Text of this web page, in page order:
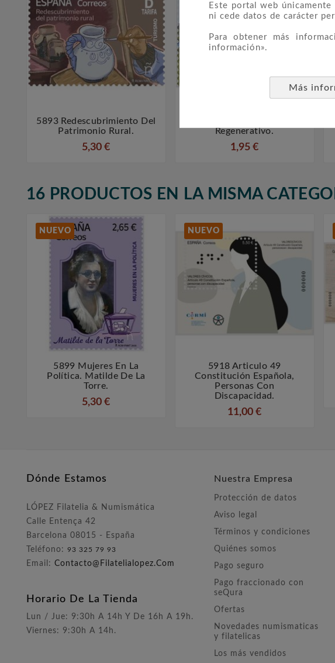
Este portal web
ni cede datos de carácter
Para obtener más
información».
Más
 
5893 Redescubrimiento Del
Patrimonio Rural.
5,30 €
 
Regenerativo.
1,95 €
16 PRODUCTOS EN LA MISMA
NUEVO
 
5899 Mujeres En La
Política. Matilde De La
Torre.
5,30 €
NUEVO
 
5918 Articulo 49
Constitución Española,
Personas Con
Discapacidad.
11,00 €
Dónde Estamos
LÓPEZ Filatelia & Numismática
Calle Entença 42
Barcelona 08015 - España
Teléfono: 93 325 79 93
Email: Contacto@filatelialopez.com
Horario De La Tienda
Lun / Jue: 9:30h A 14h Y De 16h A 19h.
Viernes: 9:30h A 14h.
Nuestra Empresa
Protección de datos
Aviso legal
Términos y condiciones
Quiénes somos
Pago seguro
Pago fraccionado con
seQura
Ofertas
Novedades numismaticas
y filatelicas
Los más vendidos